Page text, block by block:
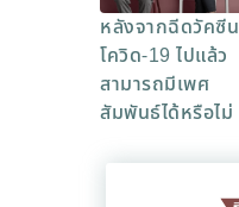
หลังจากฉีดวัคซีน
โควิด-19 ไปแล้ว
สามารถมีเพศ
สัมพันธ์ได้หรือไม่